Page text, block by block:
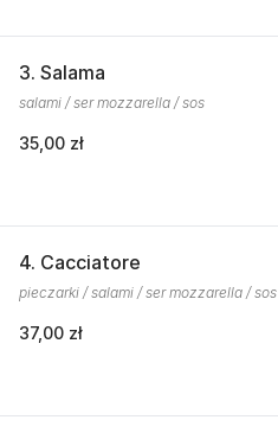
3. Salama
salami / ser mozzarella / sos
35,00 zł
4. Cacciatore
pieczarki / salami / ser mozzarella / sos
37,00 zł